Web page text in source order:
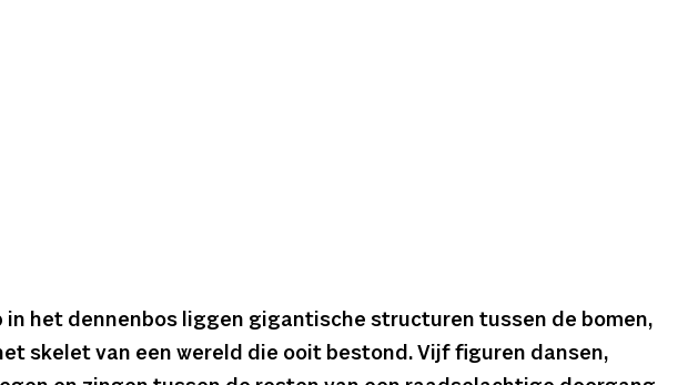
in het dennenbos liggen gigantische structuren tussen de bomen,
skelet van een wereld die ooit bestond. Vijf figuren dansen,